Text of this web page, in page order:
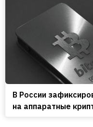
В России
на аппаратные